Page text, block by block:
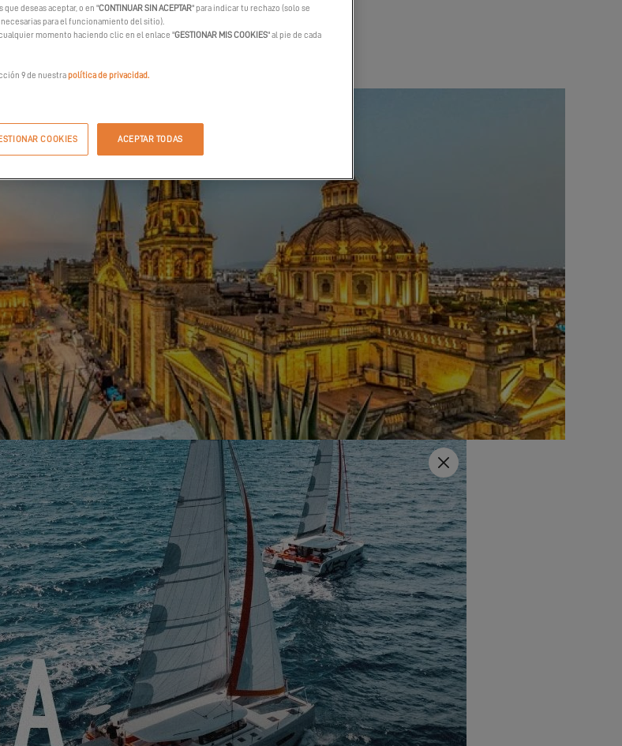
SOLICITAR MI INVITACION
y emoción mientras nuestros socios oficiales de Yachting Mexico se
con los catamaranes Excess. Vive una noche inolvidable donde la
la carretera, celebrando el espíritu dinámico de Excess con un estilo y una
emoción sin igual.
PIDA UNA CITA
SOLICITAR MI INVITACION
deseas aceptar, o en "CONTINUAR SIN ACEPTAR" para indicar tu rechazo (solo se
para el funcionamiento del sitio).
momento haciendo clic en el enlace "GESTIONAR MIS COOKIES" al pie de cada
9 de nuestrapolítica de privacidad.
COOKIES ACEPTAR TODAS
Close